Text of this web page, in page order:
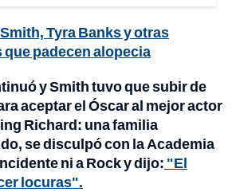
Tyra Banks y otras
padecen alopecia
y Smith tuvo que subir de
aceptar el Óscar al mejor actor
Richard: una familia
se disculpó con la Academia
ni a Rock y dijo: "El
locuras".